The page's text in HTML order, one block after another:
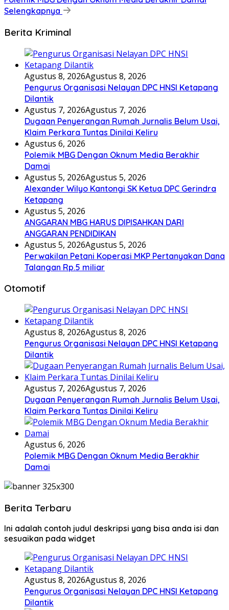
Selengkapnya
Berita Kriminal
Agustus 8, 2026Agustus 8, 2026
Pengurus Organisasi Nelayan DPC HNSI Ketapang
Dilantik
Agustus 7, 2026Agustus 7, 2026
Dugaan Penyerangan Rumah Jurnalis Belum Usai,
Klaim Perkara Tuntas Dinilai Keliru
Agustus 6, 2026
Polemik MBG Dengan Oknum Media Berakhir
Damai
Agustus 5, 2026Agustus 5, 2026
Alexander Wilyo Kantongi SK Ketua DPC Gerindra
Ketapang
Agustus 5, 2026
ANGGARAN MBG HARUS DIPISAHKAN DARI
ANGGARAN PENDIDIKAN
Agustus 5, 2026Agustus 5, 2026
Perwakilan Petani Koperasi MKP Pertanyakan Dana
Talangan Rp.5 miliar
Otomotif
Agustus 8, 2026Agustus 8, 2026
Pengurus Organisasi Nelayan DPC HNSI Ketapang
Dilantik
Agustus 7, 2026Agustus 7, 2026
Dugaan Penyerangan Rumah Jurnalis Belum Usai,
Klaim Perkara Tuntas Dinilai Keliru
Agustus 6, 2026
Polemik MBG Dengan Oknum Media Berakhir
Damai
Berita Terbaru
Ini adalah contoh judul deskripsi yang bisa anda isi dan
sesuaikan pada widget
Agustus 8, 2026Agustus 8, 2026
Pengurus Organisasi Nelayan DPC HNSI Ketapang
Dilantik